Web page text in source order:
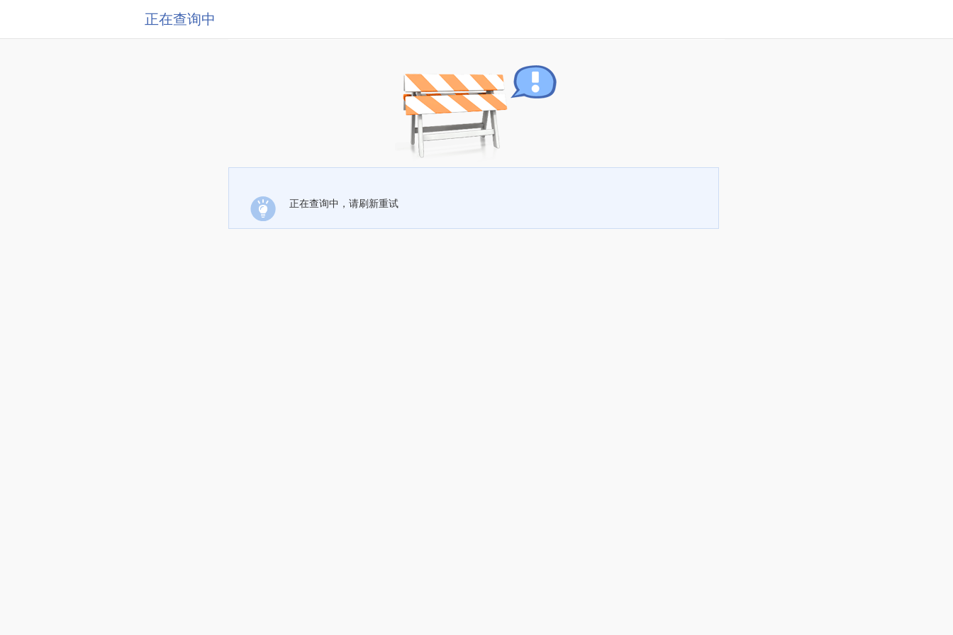
正在查询中
正在查询中，请刷新重试